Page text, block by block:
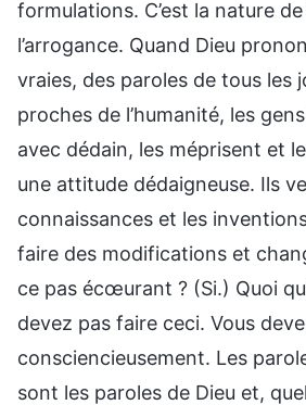
formulations. C’est la nature
l’arrogance. Quand Dieu
vraies, des paroles de tous les
proches de l’humanité, les
avec dédain, les méprisent et
une attitude dédaigneuse. Ils
connaissances et les
faire des modifications et
ce pas écœurant ? (Si.) Quoi
devez pas faire ceci. Vous
consciencieusement. Les
sont les paroles de Dieu et,